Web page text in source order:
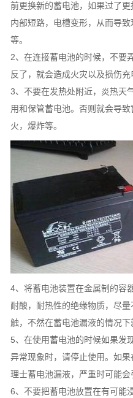
前更换新的蓄电池，如果过了
内部短路，电槽变形，从而导
等。
2、在连接蓄电池的时候，不要
反了，就会造成火灾以及损伤充
3、不要在发热处附近，炎热天
用和保管蓄电池。否则就会导
火，爆炸等。
4、将蓄电池装置在金属制的容
耐酸，耐热性的绝缘物质，尽
触，不然在蓄电池漏液的情况下
5、在使用蓄电池的时候如果发
异常现象时，请停止使用。如
理士蓄电池漏液，严重时可能会
6、不要把蓄电池放置在有可能